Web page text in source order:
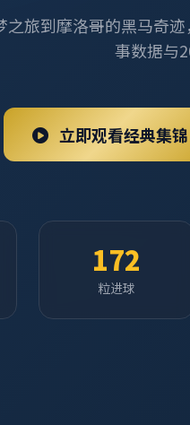
之旅到摩洛哥的黑马奇
事数据与
立即观看经典集锦
172
粒进球